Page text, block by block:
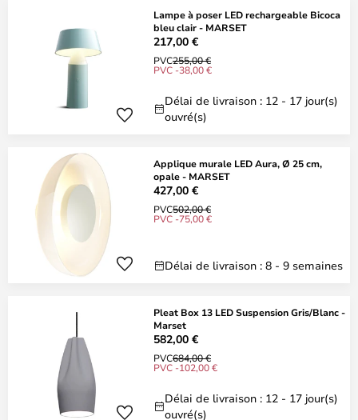
Lampe à poser LED rechargeable Bicoca
bleu clair - MARSET
217,00 €
PVC255,00 €
PVC -38,00 €
Délai de livraison : 12 - 17 jour(s)
ouvré(s)
Applique murale LED Aura, Ø 25 cm,
opale - MARSET
427,00 €
PVC502,00 €
PVC -75,00 €
Délai de livraison : 8 - 9 semaines
Pleat Box 13 LED Suspension Gris/Blanc -
Marset
582,00 €
PVC684,00 €
PVC -102,00 €
Délai de livraison : 12 - 17 jour(s)
ouvré(s)